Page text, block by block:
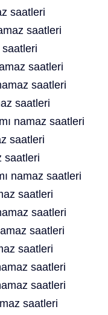
saatleri
saatleri
saatleri
saatleri
saatleri
namaz saatleri
saatleri
saatleri
namaz saatleri
saatleri
saatleri
saatleri
saatleri
saatleri
saatleri
saatleri